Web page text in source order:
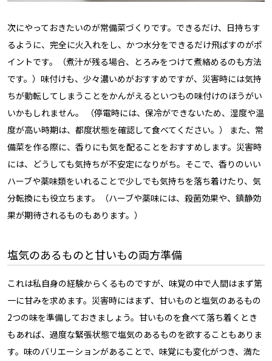
次にやっておきたいのが常備菜づくりです。できるだけ、日持ちす
るように、完全に火入れをし、かつ水分をできるだけ飛ばすのがポ
イントです。（煮汁が残る場合、とろみをつけて煮絡めるのも方法
です。）味付けも、少々濃いめがおすすめですが、災害時には気持
ちが動転してしまうことをかんがえるといつもの味付けのほうがい
いかもしれません。 （停電時には、保冷ができないため、湿度や温
度が高い時期は、都度状態を確認して食べてください。） また、常
備菜を作る際に、香りにも気を配ることをおすすめします。災害時
には、どうしても気持ちが不安定になりがち。そこで、香りのいい
ハーブや薬味類をいれることで少しでも気持ちを落ち着けたり、気
分転換にも役立ちます。（ハーブや薬味には、殺菌効果や、鎮静効
果が期待されるものもあります。）
塩気のあるものと甘いもの両方準備
これは私自身の経験からくるものですが、味覚の中で人間はまず第
一に甘みを求めます。災害時にはまず、甘いものと塩気のあるもの
2つの味を準備しておきましょう。甘いものを食べて落ち着くとき
もあれば、過度な緊張状態で塩気のあるものを欲することもありま
す。味のバリエーションがあることで、味覚にも変化がつき、満た